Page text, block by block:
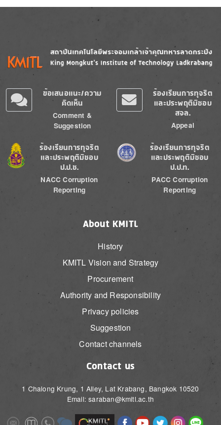
Image
ข้อเสนอแนะ/ความ
คิดเห็น
Comment &
Suggestion
ร้องเรียนการทุจริต
และประพฤติมิชอบ
สจล.
Appeal
Image
ร้องเรียนการทุจริต
และประพฤติมิชอบ
ป.ป.ช.
NACC Corruption
Reporting
Image
ร้องเรียนการทุจริต
และประพฤติมิชอบ
ป.ป.ท.
PACC Corruption
Reporting
About KMITL
History
KMITL Vision and Strategy
Procurement
Authority and Responsibility
Privacy policies
Suggestion
Contact channels
Contact us
1 Chalong Krung, 1 Alley, Lat Krabang, Bangkok 10520
Email: saraban@kmitl.ac.th
ImageImageImageImage Image ImageImageImageImageImage